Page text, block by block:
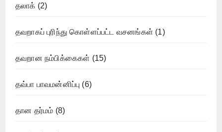
தலாக் (2)
தவறாகப் புரிந்து கொள்ளப்பட்ட வசனங்கள் (1)
தவறான நம்பிக்கைகள் (15)
தவ்பா பாவமன்னிப்பு (6)
தான தர்மம் (8)